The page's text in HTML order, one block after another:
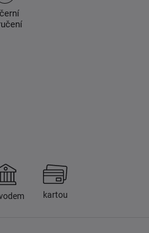
kartou